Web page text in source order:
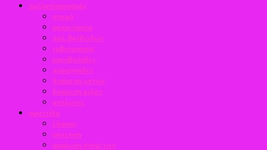
πολλαπλασιασμός
σπορά
μοσχεύματα
πολ. βολβώδων
εμβολιασμός
καταβολάδες
παραφυάδες
διαίρεση φυτών
διαίρεση ριζών
στόλωνες
φροντίδα
έδαφος
φύτευση
αραίωση σπορ/των